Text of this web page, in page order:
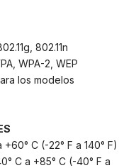
802.11n
WPA-2, WEP
los modelos
C (-22° F a 140° F)
C a +85° C (-40° F a